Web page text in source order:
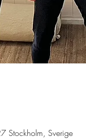
Stockholm, Sverige